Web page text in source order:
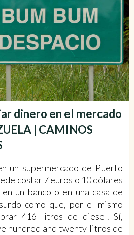
dinero en el mercado
| CAMINOS
un supermercado de Puerto
costar 7 euros o 10 dólares
un banco o en una casa de
como que, por el mismo
416 litros de diesel. Sí,
hundred and twenty litros de